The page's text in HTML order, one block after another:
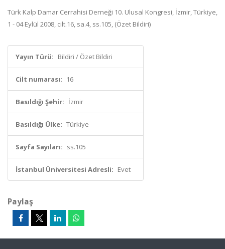
Türk Kalp Damar Cerrahisi Derneği 10. Ulusal Kongresi, İzmir, Türkiye,
1 - 04 Eylül 2008, cilt.16, sa.4, ss.105, (Özet Bildiri)
Yayın Türü: Bildiri / Özet Bildiri
Cilt numarası: 16
Basıldığı Şehir: İzmir
Basıldığı Ülke: Türkiye
Sayfa Sayıları: ss.105
İstanbul Üniversitesi Adresli: Evet
Paylaş